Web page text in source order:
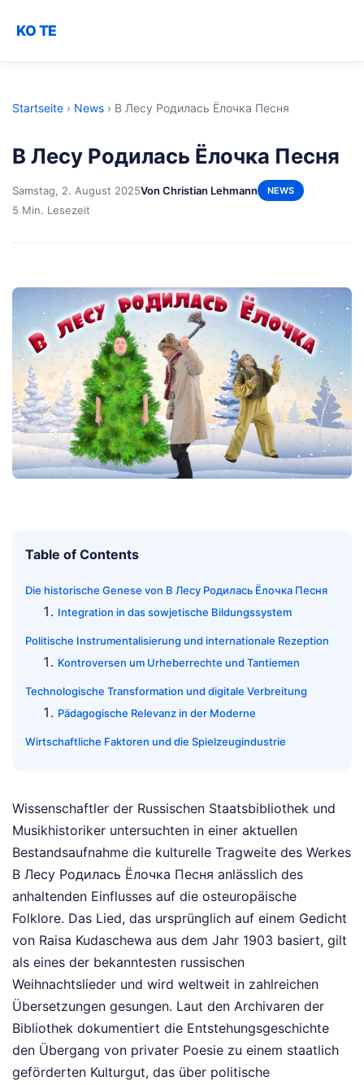
KO TE
Startseite › News › В Лесу Родилась Ёлочка Песня
В Лесу Родилась Ёлочка Песня
Samstag, 2. August 2025Von Christian Lehmann NEWS
5 Min. Lesezeit
Table of Contents
Die historische Genese von В Лесу Родилась Ёлочка Песня
Integration in das sowjetische Bildungssystem
Politische Instrumentalisierung und internationale Rezeption
Kontroversen um Urheberrechte und Tantiemen
Technologische Transformation und digitale Verbreitung
Pädagogische Relevanz in der Moderne
Wirtschaftliche Faktoren und die Spielzeugindustrie
Wissenschaftler der Russischen Staatsbibliothek und
Musikhistoriker untersuchten in einer aktuellen
Bestandsaufnahme die kulturelle Tragweite des Werkes
В Лесу Родилась Ёлочка Песня anlässlich des
anhaltenden Einflusses auf die osteuropäische
Folklore. Das Lied, das ursprünglich auf einem Gedicht
von Raisa Kudaschewa aus dem Jahr 1903 basiert, gilt
als eines der bekanntesten russischen
Weihnachtslieder und wird weltweit in zahlreichen
Übersetzungen gesungen. Laut den Archivaren der
Bibliothek dokumentiert die Entstehungsgeschichte
den Übergang von privater Poesie zu einem staatlich
geförderten Kulturgut, das über politische